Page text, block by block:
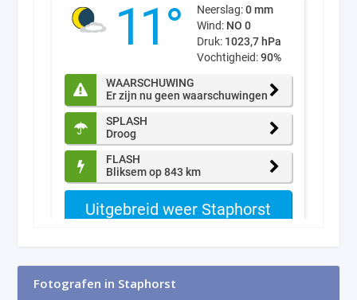
Fotografen in Staphorst